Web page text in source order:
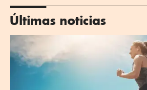
Últimas noticias